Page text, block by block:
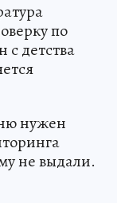
по
детства
нужен
не выдали.